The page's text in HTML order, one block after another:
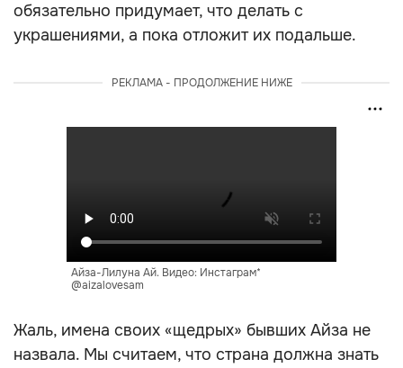
обязательно придумает, что делать с
украшениями, а пока отложит их подальше.
РЕКЛАМА - ПРОДОЛЖЕНИЕ НИЖЕ
Айза-Лилуна Ай. Видео: Инстаграм*
@aizalovesam
Жаль, имена своих «щедрых» бывших Айза не
назвала. Мы считаем, что страна должна знать